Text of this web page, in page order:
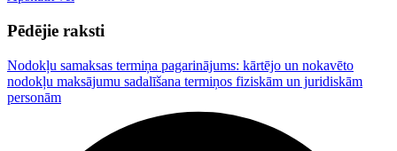
Pēdējie raksti
Nodokļu samaksas termiņa pagarinājums: kārtējo un nokavēto
nodokļu maksājumu sadalīšana termiņos fiziskām un juridiskām
personām